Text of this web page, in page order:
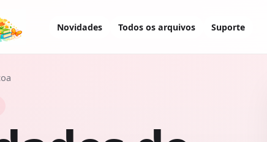
Novidades Todos os arquivos Suporte